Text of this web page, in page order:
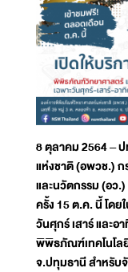
8 ตุลาคม 2564 –
แห่งชาติ (อพวช.)
และนวัตกรรม (อว
ครั้ง 15 ต.ค. นี้ โด
วันศุกร์ เสาร์ และ
พิพิธภัณฑ์เทคโนโล
จ.ปทุมธานี สำหรับ